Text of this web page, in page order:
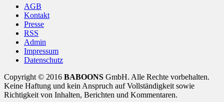
AGB
Kontakt
Presse
RSS
Admin
Impressum
Datenschutz
Copyright © 2016 BABOONS GmbH. Alle Rechte vorbehalten.
Keine Haftung und kein Anspruch auf Vollständigkeit sowie
Richtigkeit von Inhalten, Berichten und Kommentaren.